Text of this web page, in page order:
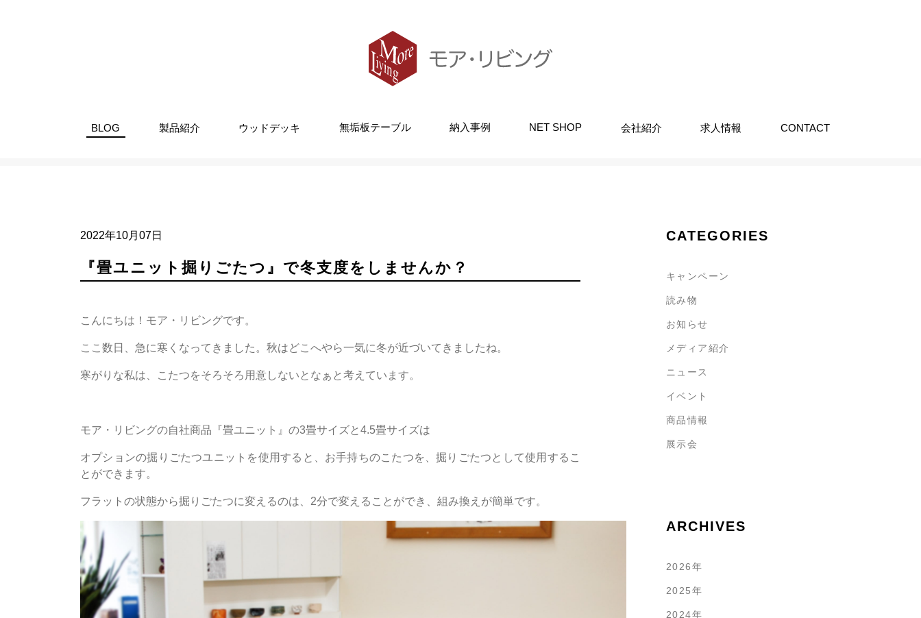
BLOG 製品紹介 ウッドデッキ 無垢板テーブル 納入事例 NET SHOP 会社紹介 求人情報
CONTACT
2022年10月07日
『畳ユニット掘りごたつ』で冬支度をしませんか？
こんにちは！モア・リビングです。
ここ数日、急に寒くなってきました。秋はどこへやら一気に冬が近づいてきましたね。
寒がりな私は、こたつをそろそろ用意しないとなぁと考えています。
モア・リビングの自社商品『畳ユニット』の3畳サイズと4.5畳サイズは
オプションの掘りごたつユニットを使用すると、お手持ちのこたつを、掘りごたつとして使用するこ
とができます。
フラットの状態から掘りごたつに変えるのは、2分で変えることができ、組み換えが簡単です。
CATEGORIES
キャンペーン
読み物
お知らせ
メディア紹介
ニュース
イベント
商品情報
展示会
ARCHIVES
2026年
2025年
2024年